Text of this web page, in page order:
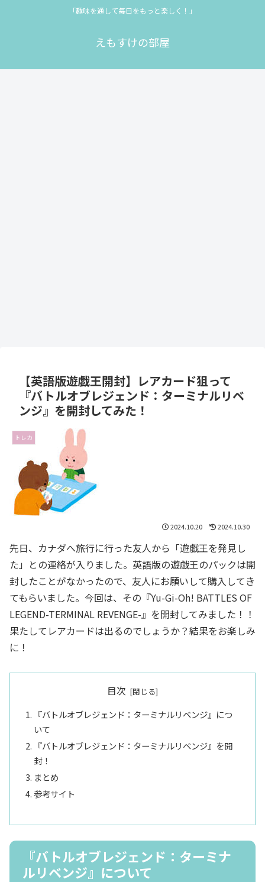
「趣味を通して毎日をもっと楽しく！」
えもすけの部屋
【英語版遊戯王開封】レアカード狙って
『バトルオブレジェンド：ターミナルリベ
ンジ』を開封してみた！
トレカ
2024.10.20 2024.10.30
先日、カナダへ旅行に行った友人から「遊戯王を発見し
た」との連絡が入りました。英語版の遊戯王のパックは開
封したことがなかったので、友人にお願いして購入してき
てもらいました。今回は、その『Yu-Gi-Oh! BATTLES OF
LEGEND-TERMINAL REVENGE-』を開封してみました！！
果たしてレアカードは出るのでしょうか？結果をお楽しみ
に！
目次
『バトルオブレジェンド：ターミナルリベンジ』につ
いて
『バトルオブレジェンド：ターミナルリベンジ』を開
封！
まとめ
参考サイト
『バトルオブレジェンド：ターミナ
ルリベンジ』について